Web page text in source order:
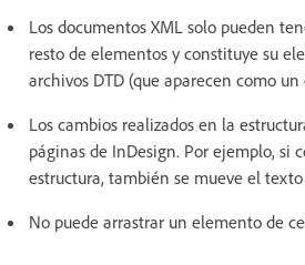
Los documentos XML solo pueden
resto de elementos y constituye su
archivos DTD (que aparecen como
Los cambios realizados en la
páginas de InDesign. Por ejemplo,
estructura, también se mueve el
No puede arrastrar un elemento de